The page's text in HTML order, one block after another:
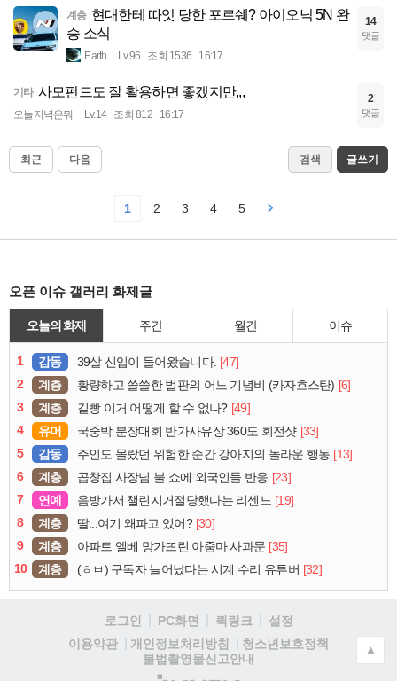
계층 현대한테 따잇 당한 포르쉐? 아이오닉 5N 완
승 소식
Earth Lv.96 조회 1536 16:17
14
댓글
기타 사모펀드도 잘 활용하면 좋겠지만,,,
오늘저녁은뭐 Lv.14 조회 812 16:17
2
댓글
최근 다음 검색 글쓰기
1 2 3 4 5
오픈 이슈 갤러리 화제글
오늘의 화제 주간 월간 이슈
1 감동 39살 신입이 들어왔습니다. [47]
2
계층 황량하고 쓸쓸한 벌판의 어느 기념비 (카자흐스탄) [6]
3
계층 길빵 이거 어떻게 할 수 없나? [49]
4
유머 국중박 분장대회 반가사유상 360도 회전샷 [33]
5
감동 주인도 몰랐던 위험한 순간 강아지의 놀라운 행동 [13]
6
계층 곱창집 사장님 불 쇼에 외국인들 반응 [23]
7
연예 음방가서 챌린지거절당했다는 리센느 [19]
8
계층 딸...여기 왜파고 있어? [30]
9
계층 아파트 엘베 망가뜨린 아줌마 사과문 [35]
10
계층 (ㅎㅂ) 구독자 늘어났다는 시계 수리 유튜버 [32]
로그인 PC화면 퀵링크
설정
이용약관
개인정보처리방침
청소년보호정책
불법촬영물신고안내
▲